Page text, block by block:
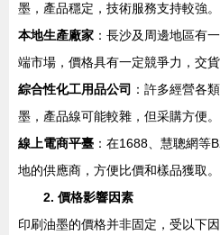
墨，產品穩定，技術服務支持較強。
本地生產廠家 ：長沙及周邊地區有
端市場，價格具有一定競爭力，交貨
綜合性化工用品公司 ：許多經營各
墨，產品線可能較雜，但采購方便。
線上電商平臺 ：在1688、慧聰網等
地的供應商，方便比價和樣品獲取。
2. 價格影響因素
印刷油墨的價格并非固定，受以下